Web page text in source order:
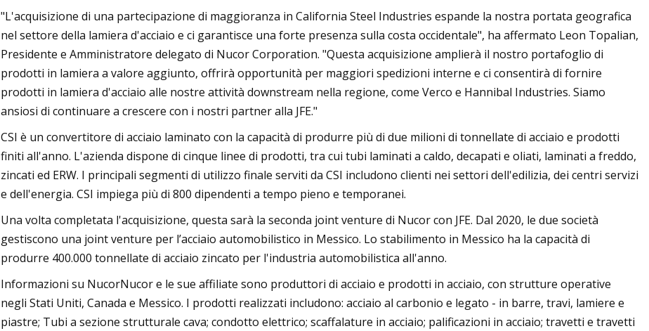
"L'acquisizione di una partecipazione di maggioranza in California Steel Industries espande la nostra portata geografica
nel settore della lamiera d'acciaio e ci garantisce una forte presenza sulla costa occidentale", ha affermato Leon Topalian,
Presidente e Amministratore delegato di Nucor Corporation. "Questa acquisizione amplierà il nostro portafoglio di
prodotti in lamiera a valore aggiunto, offrirà opportunità per maggiori spedizioni interne e ci consentirà di fornire
prodotti in lamiera d'acciaio alle nostre attività downstream nella regione, come Verco e Hannibal Industries. Siamo
ansiosi di continuare a crescere con i nostri partner alla JFE."
CSI è un convertitore di acciaio laminato con la capacità di produrre più di due milioni di tonnellate di acciaio e prodotti
finiti all'anno. L'azienda dispone di cinque linee di prodotti, tra cui tubi laminati a caldo, decapati e oliati, laminati a freddo,
zincati ed ERW. I principali segmenti di utilizzo finale serviti da CSI includono clienti nei settori dell'edilizia, dei centri servizi
e dell'energia. CSI impiega più di 800 dipendenti a tempo pieno e temporanei.
Una volta completata l'acquisizione, questa sarà la seconda joint venture di Nucor con JFE. Dal 2020, le due società
gestiscono una joint venture per l’acciaio automobilistico in Messico. Lo stabilimento in Messico ha la capacità di
produrre 400.000 tonnellate di acciaio zincato per l'industria automobilistica all'anno.
Informazioni su NucorNucor e le sue affiliate sono produttori di acciaio e prodotti in acciaio, con strutture operative
negli Stati Uniti, Canada e Messico. I prodotti realizzati includono: acciaio al carbonio e legato - in barre, travi, lamiere e
piastre; Tubi a sezione strutturale cava; condotto elettrico; scaffalature in acciaio; palificazioni in acciaio; travetti e travetti